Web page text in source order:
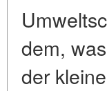
dem,
der